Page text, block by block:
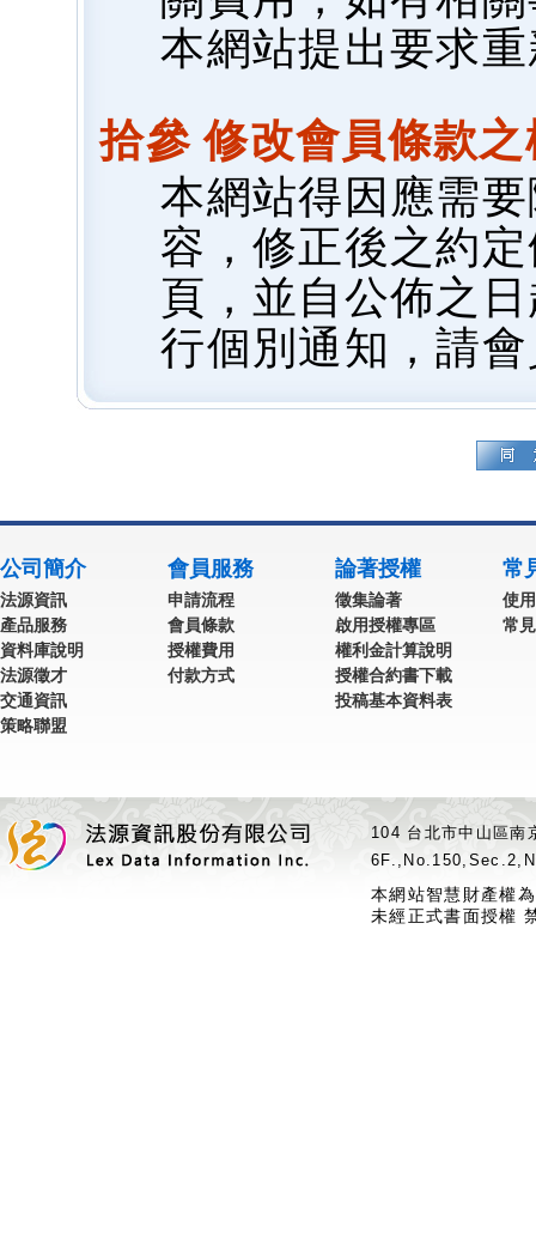
本網站提出要求
拾參 修改會員條款
本網站得因應需
容，修正後之約
頁，並自公佈之
行個別通知，請
公司簡介
法源資訊
產品服務
資料庫說明
法源徵才
交通資訊
策略聯盟
會員服務
申請流程
會員條款
授權費用
付款方式
論著授權
徵集論著
啟用授權專區
權利金計算說明
授權合約書下載
投稿基本資料表
常
使
常
104 台北市中山區
本網站智慧財產權
未經正式書面授權